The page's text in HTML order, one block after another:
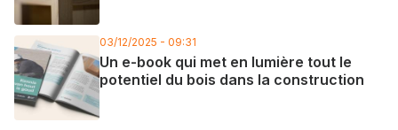
03/12/2025 - 09:31
Un e-book qui met en lumière tout le
potentiel du bois dans la construction